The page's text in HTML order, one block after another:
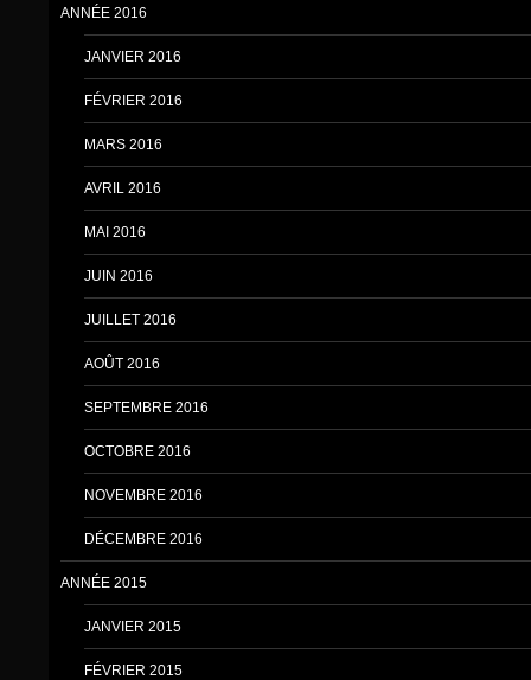
ANNÉE 2016
JANVIER 2016
FÉVRIER 2016
MARS 2016
AVRIL 2016
MAI 2016
JUIN 2016
JUILLET 2016
AOÛT 2016
SEPTEMBRE 2016
OCTOBRE 2016
NOVEMBRE 2016
DÉCEMBRE 2016
ANNÉE 2015
JANVIER 2015
FÉVRIER 2015